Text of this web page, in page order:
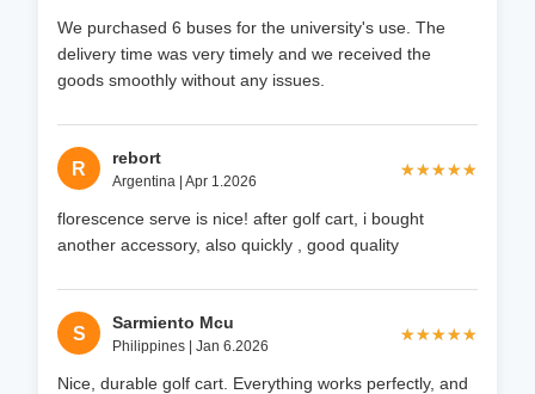
We purchased 6 buses for the university's use. The
delivery time was very timely and we received the
goods smoothly without any issues.
R
rebort
Argentina | Apr 1.2026
★★★★★
★★★★★
florescence serve is nice! after golf cart, i bought
another accessory, also quickly , good quality
S
Sarmiento Mcu
Philippines | Jan 6.2026
★★★★★
★★★★★
Nice, durable golf cart. Everything works perfectly, and